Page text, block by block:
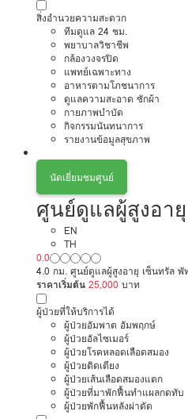
สิ่งอำนวยความสะดวก
ทีมดูแล 24 ชม.
พยาบาลวิชาชีพ
กล้องวงจรปิด
แพทย์เฉพาะทาง
อาหารตามโภชนาการ
ดูแลความสะอาด ซักผ้า
กายภาพบำบัด
กิจกรรมนันทนาการ
รายงานข้อมูลสุขภาพ
นัดเยี่ยมชมศูนย์
ศูนย์ดูแลผู้สูงอา
EN
TH
0.0
4.0 กม. ศูนย์ดูแลผู้สูงอายุ เซ็นทรัล
ราคาเริ่มต้น 25,000 บาท
ผู้ป่วยที่ให้บริการได้
ผู้ป่วยอัมพาต อัมพฤกษ์
ผู้ป่วยอัลไซเมอร์
ผู้ป่วยโรคหลอดเลือดสมอง
ผู้ป่วยติดเตียง
ผู้ป่วยเส้นเลือดสมองแตก
ผู้ป่วยที่มาพักฟื้นทำแผลกดทับ
ผู้ป่วยพักฟื้นหลังผ่าตัด